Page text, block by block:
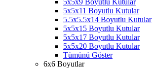
5x5x9 Boyutlu Kutular
5x5x11 Boyutlu Kutular
5.5x5.5x14 Boyutlu Kutular
5x5x15 Boyutlu Kutular
5x5x17 Boyutlu Kutular
5x5x20 Boyutlu Kutular
Tümünü Göster
6x6 Boyutlar